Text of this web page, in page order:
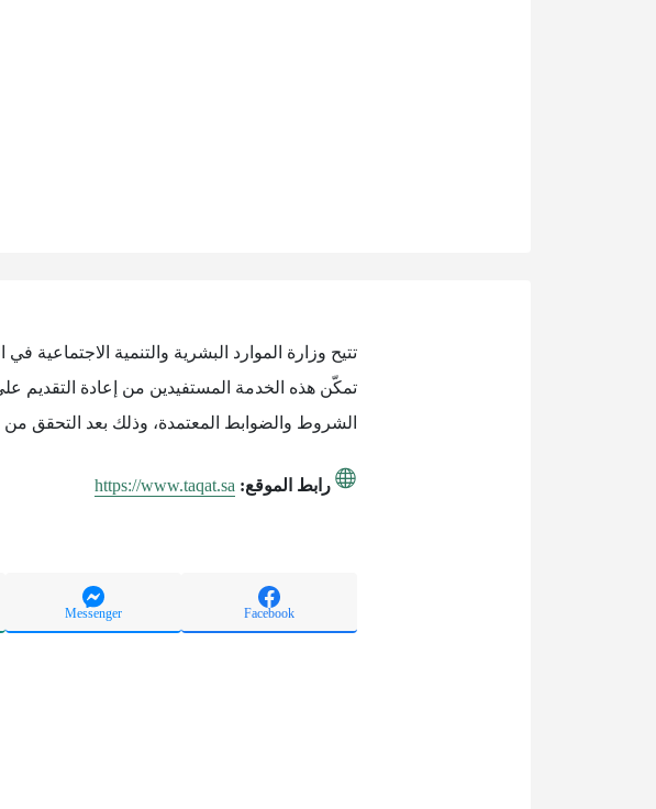
تتيح وزارة الموارد البشرية والتنمية الاجتماعية
تمكّن هذه الخدمة المستفيدين من إعادة التقديم
الشروط والضوابط المعتمدة، وذلك بعد التحقق من
رابط الموقع: https://www.taqat.sa
Facebook
Messenger